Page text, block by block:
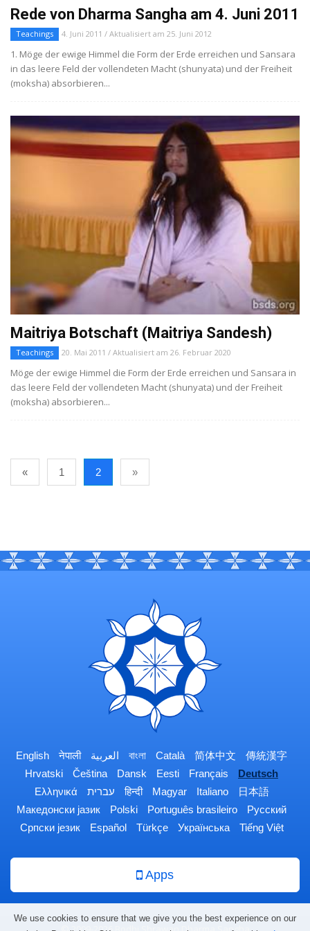
Rede von Dharma Sangha am 4. Juni 2011
Teachings 4. Juni 2011 / Aktualisiert am 25. Juni 2012
1. Möge der ewige Himmel die Form der Erde erreichen und Sansara
in das leere Feld der vollendeten Macht (shunyata) und der Freiheit
(moksha) absorbieren...
Maitriya Botschaft (Maitriya Sandesh)
Teachings 20. Mai 2011 / Aktualisiert am 26. Februar 2020
Möge der ewige Himmel die Form der Erde erreichen und Sansara in
das leere Feld der vollendeten Macht (shunyata) und der Freiheit
(moksha) absorbieren...
« 1 2 »
English नेपाली العربية বাংলা Català 简体中文
傳統漢字
Hrvatski
Čeština Dansk Eesti Français
Deutsch
Ελληνικά
עברית हिन्दी Magyar Italiano
日本語
Македонски јазик
Polski Português brasileiro
Русский
Српски језик
Español Türkçe Українська Tiếng Việt
Apps
We use cookies to ensure that we give you the best experience on our